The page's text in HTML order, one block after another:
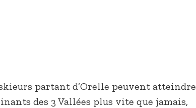
partant d’Orelle peuvent atteindre
des 3 Vallées plus vite que jamais,